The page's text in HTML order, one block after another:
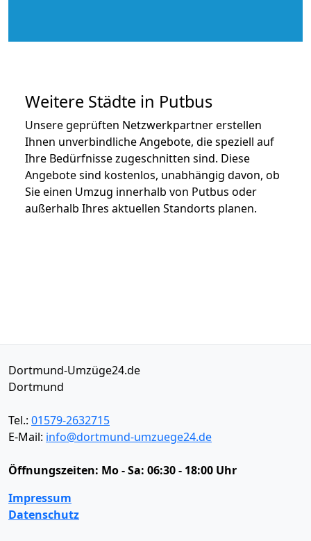
Weitere Städte in Putbus
Unsere geprüften Netzwerkpartner erstellen
Ihnen unverbindliche Angebote, die speziell auf
Ihre Bedürfnisse zugeschnitten sind. Diese
Angebote sind kostenlos, unabhängig davon, ob
Sie einen Umzug innerhalb von Putbus oder
außerhalb Ihres aktuellen Standorts planen.
Dortmund-Umzüge24.de
Dortmund
Tel.: 01579-2632715
E-Mail: info@dortmund-umzuege24.de
Öffnungszeiten: Mo - Sa: 06:30 - 18:00 Uhr
Impressum
Datenschutz